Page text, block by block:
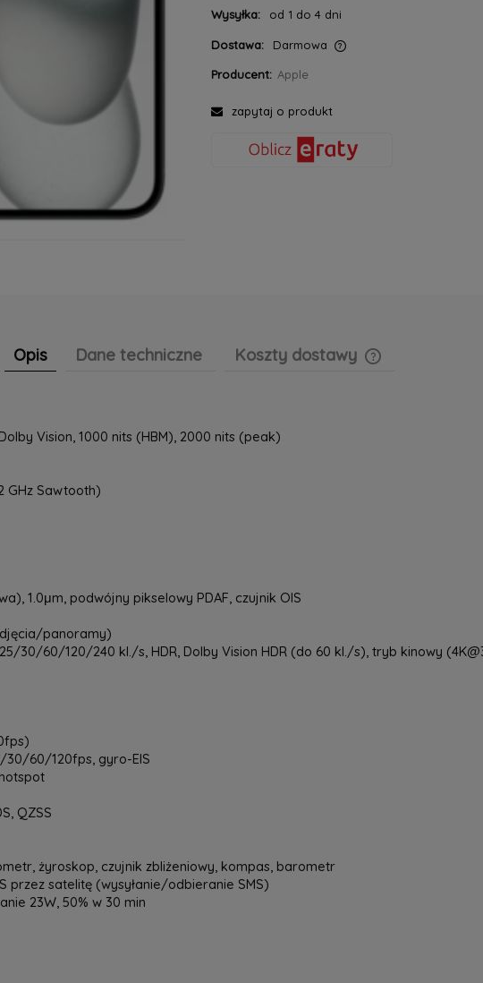
Wysyłka: od 1 do 4 dni
Dostawa: Darmowa
Cena nie zawiera ewentualnych kosztów
płatności
Producent: Apple
zapytaj o produkt
Opis Dane techniczne Koszty dostawy
Vision, 1000 nits (HBM), 2000 nits (peak)
GHz Sawtooth)
1.0μm, podwójny pikselowy PDAF, czujnik OIS
panoramy)
30/60/120/240 kl./s, HDR, Dolby Vision HDR (do 60 kl./s), tryb kinowy
60/120fps, gyro-EIS
QZSS
żyroskop, czujnik zbliżeniowy, kompas, barometr
przez satelitę (wysyłanie/odbieranie SMS)
23W, 50% w 30 min